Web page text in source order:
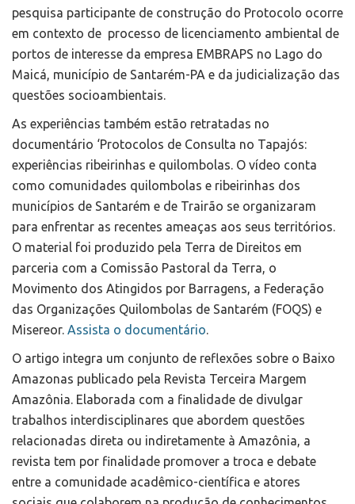
pesquisa participante de construção do Protocolo ocorre
em contexto de processo de licenciamento ambiental de
portos de interesse da empresa EMBRAPS no Lago do
Maicá, município de Santarém-PA e da judicialização das
questões socioambientais.
As experiências também estão retratadas no
documentário ‘Protocolos de Consulta no Tapajós:
experiências ribeirinhas e quilombolas. O vídeo conta
como comunidades quilombolas e ribeirinhas dos
municípios de Santarém e de Trairão se organizaram
para enfrentar as recentes ameaças aos seus territórios.
O material foi produzido pela Terra de Direitos em
parceria com a Comissão Pastoral da Terra, o
Movimento dos Atingidos por Barragens, a Federação
das Organizações Quilombolas de Santarém (FOQS) e
Misereor. Assista o documentário.
O artigo integra um conjunto de reflexões sobre o Baixo
Amazonas publicado pela Revista Terceira Margem
Amazônia. Elaborada com a finalidade de divulgar
trabalhos interdisciplinares que abordem questões
relacionadas direta ou indiretamente à Amazônia, a
revista tem por finalidade promover a troca e debate
entre a comunidade acadêmico-científica e atores